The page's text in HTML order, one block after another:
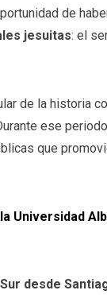
de
jesuitas: el
de la historia
ese
que
Universidad
desde